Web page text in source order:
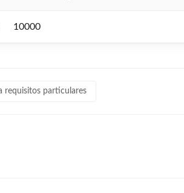
10000
requisitos particulares